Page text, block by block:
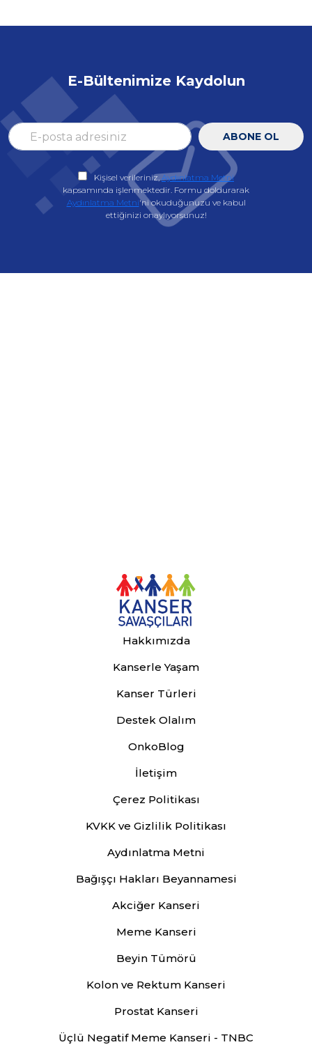
E-Bültenimize Kaydolun
ABONE OL
Kişisel verileriniz, Aydınlatma Metni
kapsamında işlenmektedir. Formu doldurarak
Aydınlatma Metni'ni okuduğunuzu ve kabul
ettiğinizi onaylıyorsunuz!
Hakkımızda
Kanserle Yaşam
Kanser Türleri
Destek Olalım
OnkoBlog
İletişim
Çerez Politikası
KVKK ve Gizlilik Politikası
Aydınlatma Metni
Bağışçı Hakları Beyannamesi
Akciğer Kanseri
Meme Kanseri
Beyin Tümörü
Kolon ve Rektum Kanseri
Prostat Kanseri
Üçlü Negatif Meme Kanseri - TNBC